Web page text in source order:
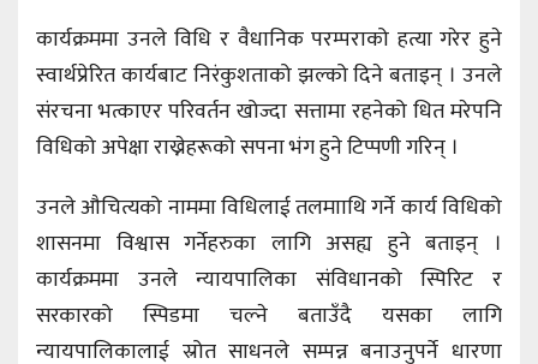
कार्यक्रममा उनले विधि र वैधानिक परम्पराको हत्या गरेर हुने
स्वार्थप्रेरित कार्यबाट निरंकुशताको झल्को दिने बताइन् । उनले
संरचना भत्काएर परिवर्तन खोज्दा सत्तामा रहनेको धित मरेपनि
विधिको अपेक्षा राख्नेहरूको सपना भंग हुने टिप्पणी गरिन् ।
उनले औचित्यको नाममा विधिलाई तलमााथि गर्ने कार्य विधिको
शासनमा विश्वास गर्नेहरुका लागि असह्य हुने बताइन् ।
कार्यक्रममा उनले न्यायपालिका संविधानको स्पिरिट र
सरकारको स्पिडमा चल्ने बताउँदै यसका लागि
न्यायपालिकालाई स्रोत साधनले सम्पन्न बनाउनुपर्ने धारणा